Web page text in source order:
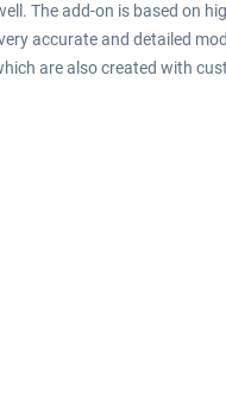
The add-on is based on
accurate and detailed
are also created with